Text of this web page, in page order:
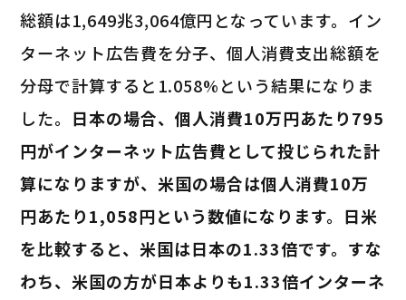
総額は1,649兆3,064億円となっています。イン
ターネット広告費を分子、個人消費支出総額を
分母で計算すると1.058%という結果になりま
した。 日本の場合、個人消費10万円あたり795
円がインターネット広告費として投じられた計
算になりますが、米国の場合は個人消費10万
円あたり1,058円という数値になります。日米
を比較すると、米国は日本の1.33倍です。すな
わち、米国の方が日本よりも1.33倍インターネ